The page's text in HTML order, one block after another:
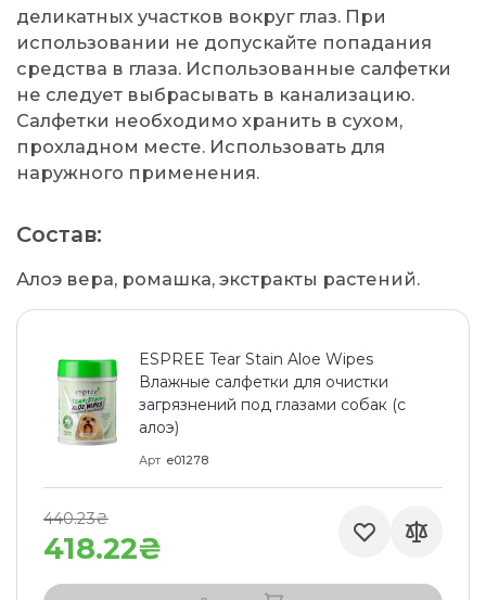
деликатных участков вокруг глаз. При
использовании не допускайте попадания
средства в глаза. Использованные салфетки
не следует выбрасывать в канализацию.
Салфетки необходимо хранить в сухом,
прохладном месте. Использовать для
наружного применения.
Состав:
Алоэ вера, ромашка, экстракты растений.
ESPREE Tear Stain Aloe Wipes
Влажные салфетки для очистки
загрязнений под глазами собак (с
алоэ)
Арт e01278
418.22₴
440.23₴